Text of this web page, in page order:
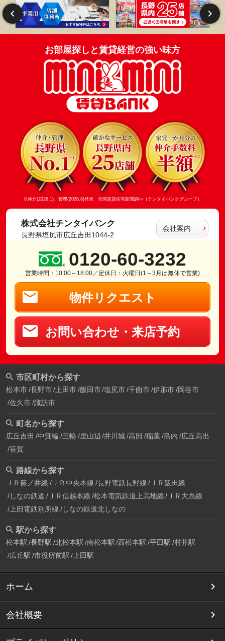
お部屋探しと賃貸経営の強い味方
※仲介(2026.1)、管理(2026.8)発表 全国賃貸住宅新聞調べ（チンタイバンクグループ）
株式会社チンタイバンク
長野県塩尻市広丘吉田1044-2
会社案内
0120-60-3232
営業時間：10:00～18:00／定休日：火曜日(1～3月は無休で営業)
物件リクエスト
お問い合わせ・来店予約
市区町村から探す
松本市 長野市 上田市 飯田市 塩尻市 千曲市 伊那市 岡谷市
佐久市 諏訪市
町名から探す
広丘吉田 中箕輪 三輪 里山辺 井川城 高田 稲葉 島内 広丘高出
笹賀
路線から探す
ＪＲ篠ノ井線 ＪＲ中央本線 長野電鉄長野線 ＪＲ飯田線
しなの鉄道 ＪＲ信越本線 松本電気鉄道上高地線
ＪＲ大糸線
上田電鉄別所線 しなの鉄道北しなの
駅から探す
松本駅 長野駅 北松本駅 南松本駅 西松本駅 平田駅 村井駅
広丘駅 市役所前駅 上田駅
ホーム
会社概要